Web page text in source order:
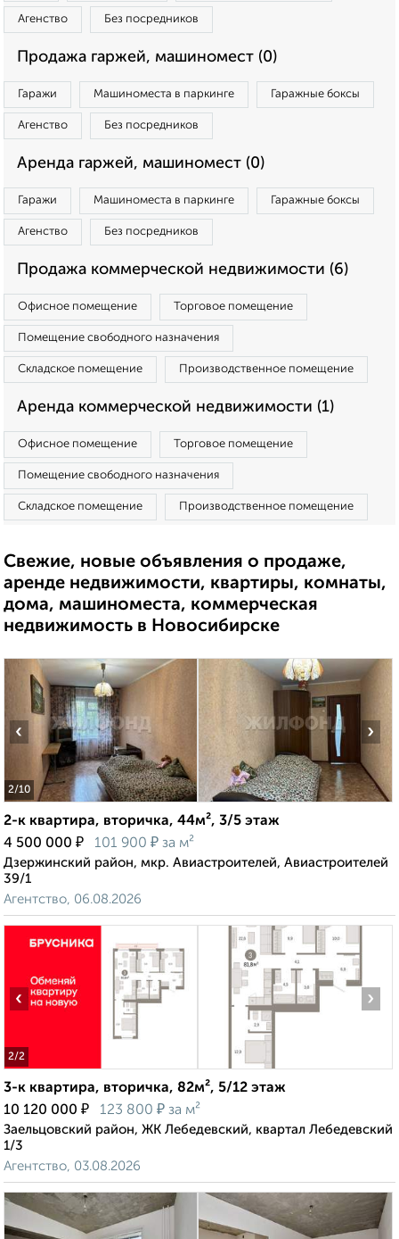
Агенство Без посредников
Продажа гаржей, машиномест (0)
Гаражи Машиноместа в паркинге Гаражные боксы
Агенство Без посредников
Аренда гаржей, машиномест (0)
Гаражи Машиноместа в паркинге Гаражные боксы
Агенство Без посредников
Продажа коммерческой недвижимости (6)
Офисное помещение Торговое помещение
Помещение свободного назначения
Складское помещение Производственное помещение
Аренда коммерческой недвижимости (1)
Офисное помещение Торговое помещение
Помещение свободного назначения
Складское помещение Производственное помещение
Свежие, новые объявления о продаже,
аренде недвижимости, квартиры, комнаты,
дома, машиноместа, коммерческая
недвижимость в Новосибирске
2/10
‹ ›
2-к квартира, вторичка, 44м², 3/5 этаж
4 500 000 ₽ 101 900 ₽ за м²
Дзержинский район, мкр. Авиастроителей, Авиастроителей
39/1
Агентство, 06.08.2026
2/2
‹ ›
3-к квартира, вторичка, 82м², 5/12 этаж
10 120 000 ₽ 123 800 ₽ за м²
Заельцовский район, ЖК Лебедевский, квартал Лебедевский
1/3
Агентство, 03.08.2026